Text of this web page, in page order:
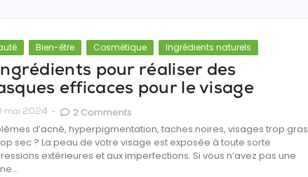
Bien-être Cosmétique Ingrédients naturels
pour réaliser des
efficaces pour le visage
mai 2024 -
2 Comments
d’acné, hyperpigmentation, taches noires, visages trop gras
sec ? La peau de votre visage est exposée à toute sorte
extérieures et aux imperfections. Si vous n’avez pas une